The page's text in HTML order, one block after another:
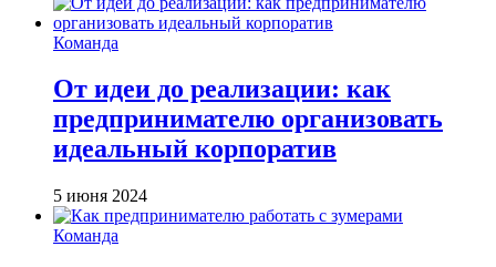
Команда
От идеи до реализации: как
предпринимателю организовать
идеальный корпоратив
5 июня 2024
Команда